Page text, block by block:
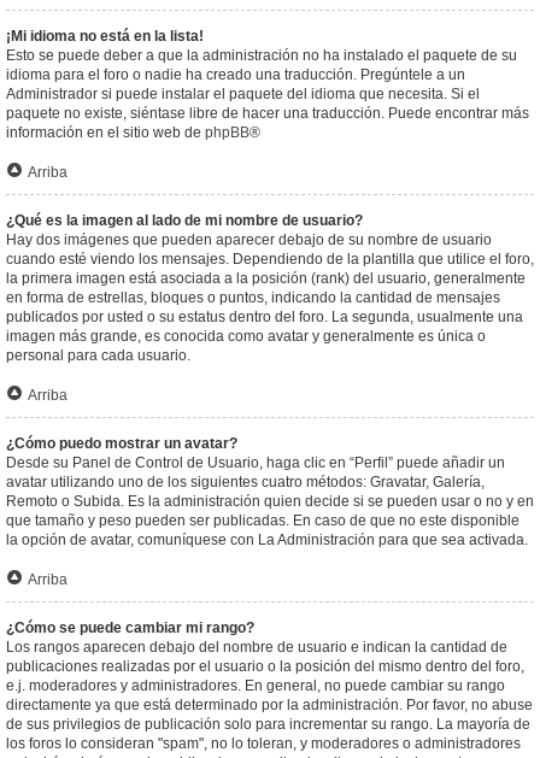
¡Mi idioma no está en la lista!
Esto se puede deber a que la administración no ha instalado el paquete de su
idioma para el foro o nadie ha creado una traducción. Pregúntele a un
Administrador si puede instalar el paquete del idioma que necesita. Si el
paquete no existe, siéntase libre de hacer una traducción. Puede encontrar más
información en el sitio web de phpBB®
Arriba
¿Qué es la imagen al lado de mi nombre de usuario?
Hay dos imágenes que pueden aparecer debajo de su nombre de usuario
cuando esté viendo los mensajes. Dependiendo de la plantilla que utilice el foro,
la primera imagen está asociada a la posición (rank) del usuario, generalmente
en forma de estrellas, bloques o puntos, indicando la cantidad de mensajes
publicados por usted o su estatus dentro del foro. La segunda, usualmente una
imagen más grande, es conocida como avatar y generalmente es única o
personal para cada usuario.
Arriba
¿Cómo puedo mostrar un avatar?
Desde su Panel de Control de Usuario, haga clic en “Perfil” puede añadir un
avatar utilizando uno de los siguientes cuatro métodos: Gravatar, Galería,
Remoto o Subida. Es la administración quien decide si se pueden usar o no y en
que tamaño y peso pueden ser publicadas. En caso de que no este disponible
la opción de avatar, comuníquese con La Administración para que sea activada.
Arriba
¿Cómo se puede cambiar mi rango?
Los rangos aparecen debajo del nombre de usuario e indican la cantidad de
publicaciones realizadas por el usuario o la posición del mismo dentro del foro,
e.j. moderadores y administradores. En general, no puede cambiar su rango
directamente ya que está determinado por la administración. Por favor, no abuse
de sus privilegios de publicación solo para incrementar su rango. La mayoría de
los foros lo consideran "spam", no lo toleran, y moderadores o administradores